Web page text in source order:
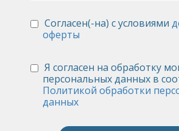
Согласен(-на) с условиями
оферты
Я согласен на обработку
персональных данных в
Политикой обработки
данных